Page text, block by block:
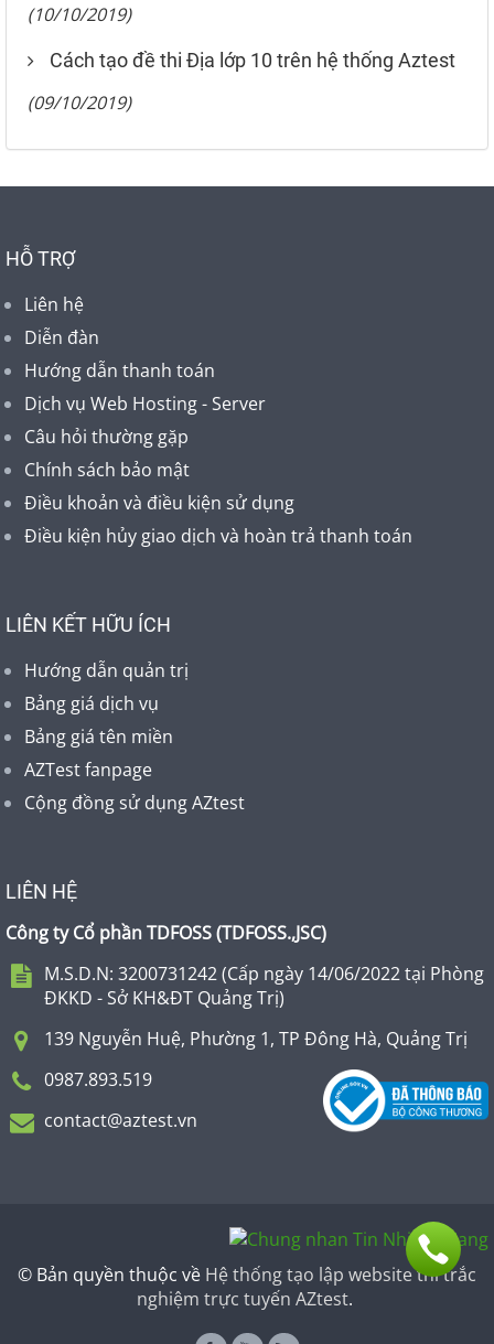
(10/10/2019)
Cách tạo đề thi Địa lớp 10 trên hệ thống Aztest
(09/10/2019)
HỖ TRỢ
Liên hệ
Diễn đàn
Hướng dẫn thanh toán
Dịch vụ Web Hosting - Server
Câu hỏi thường gặp
Chính sách bảo mật
Điều khoản và điều kiện sử dụng
Điều kiện hủy giao dịch và hoàn trả thanh toán
LIÊN KẾT HỮU ÍCH
Hướng dẫn quản trị
Bảng giá dịch vụ
Bảng giá tên miền
AZTest fanpage
Cộng đồng sử dụng AZtest
LIÊN HỆ
Công ty Cổ phần TDFOSS (TDFOSS.,JSC)
M.S.D.N: 3200731242 (Cấp ngày 14/06/2022 tại Phòng
ĐKKD - Sở KH&ĐT Quảng Trị)
139 Nguyễn Huệ, Phường 1, TP Đông Hà, Quảng Trị
0987.893.519
contact@aztest.vn
© Bản quyền thuộc về Hệ thống tạo lập website thi trắc
nghiệm trực tuyến AZtest.